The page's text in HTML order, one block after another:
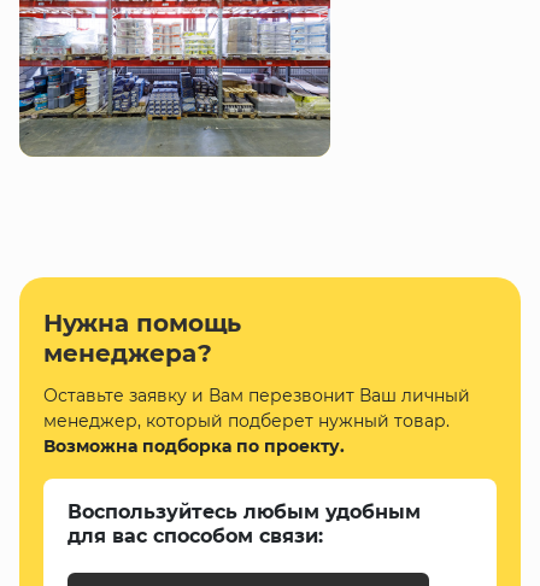
Нужна помощь
менеджера?
Оставьте заявку и Вам перезвонит Ваш личный
менеджер, который подберет нужный товар.
Возможна подборка по проекту.
Воспользуйтесь любым удобным
для вас способом связи: